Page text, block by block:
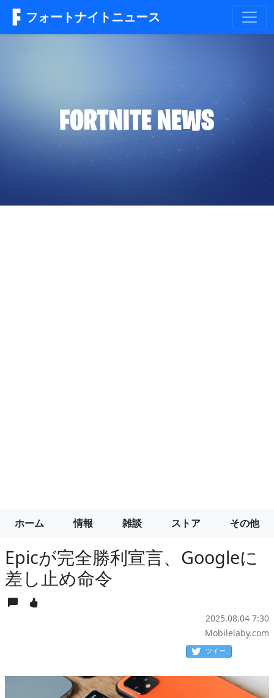
フォートナイトニュース
ホーム 情報 雑談 ストア その他
Epicが完全勝利宣言、Googleに
差し止め命令
2025.08.04 7:30
Mobilelaby.com
ツイート